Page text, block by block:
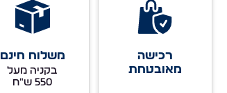
רכישה
מאובטחת
משלוח חינם
בקניה מעל